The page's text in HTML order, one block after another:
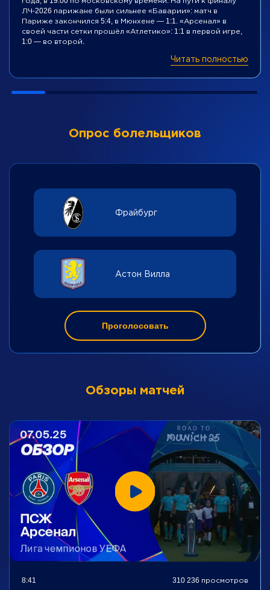
ЛЧ-2026 парижане были сильнее «Баварии»: матч в
Париже закончился 5:4, в Мюнхене — 1:1. «Арсенал» в
своей части сетки прошёл «Атлетико»: 1:1 в первой игре,
1:0 — во второй.
Читать полностью
Опрос болельщиков
Фрайбург
Астон Вилла
Проголосовать
Обзоры матчей
8:41 310 236 просмотров